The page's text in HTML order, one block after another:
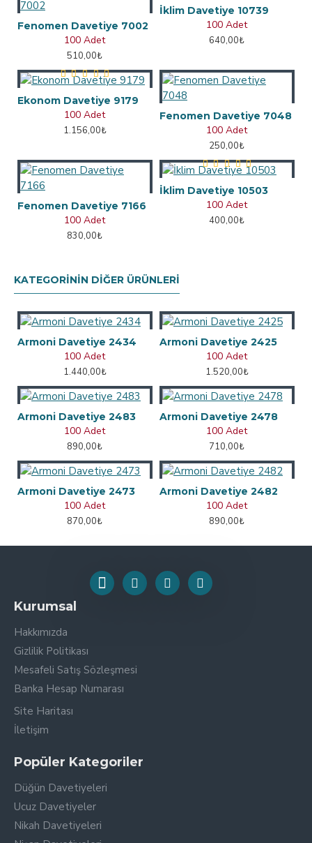
Fenomen Davetiye 7002
100 Adet
510,00₺
İklim Davetiye 10739
100 Adet
640,00₺
Ekonom Davetiye 9179
100 Adet
1.156,00₺
Fenomen Davetiye 7048
100 Adet
250,00₺
Fenomen Davetiye 7166
100 Adet
830,00₺
İklim Davetiye 10503
100 Adet
400,00₺
KATEGORININ DIĞER ÜRÜNLERI
Armoni Davetiye 2434
100 Adet
1.440,00₺
Armoni Davetiye 2425
100 Adet
1.520,00₺
Armoni Davetiye 2483
100 Adet
890,00₺
Armoni Davetiye 2478
100 Adet
710,00₺
Armoni Davetiye 2473
100 Adet
870,00₺
Armoni Davetiye 2482
100 Adet
890,00₺
Kurumsal
Hakkımızda
Gizlilik Politikası
Mesafeli Satış Sözleşmesi
Banka Hesap Numarası
Site Haritası
İletişim
Popüler Kategoriler
Düğün Davetiyeleri
Ucuz Davetiyeler
Nikah Davetiyeleri